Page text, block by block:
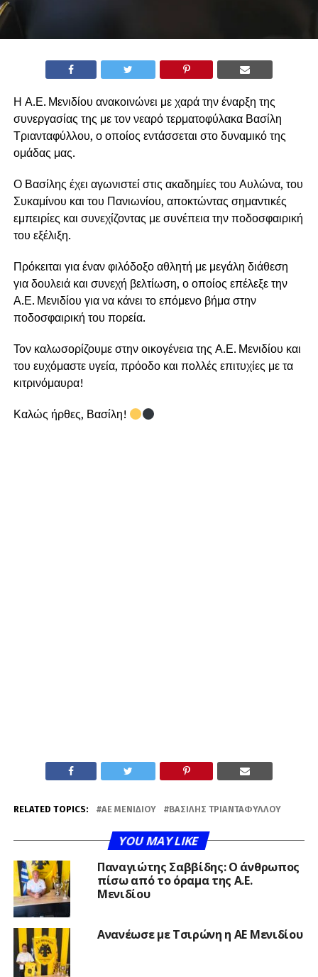
Η Α.Ε. Μενιδίου ανακοινώνει με χαρά την έναρξη της
συνεργασίας της με τον νεαρό τερματοφύλακα Βασίλη
Τριανταφύλλου, ο οποίος εντάσσεται στο δυναμικό της
ομάδας μας.
Ο Βασίλης έχει αγωνιστεί στις ακαδημίες του Αυλώνα, του
Συκαμίνου και του Πανιωνίου, αποκτώντας σημαντικές
εμπειρίες και συνεχίζοντας με συνέπεια την ποδοσφαιρική
του εξέλιξη.
Πρόκειται για έναν φιλόδοξο αθλητή με μεγάλη διάθεση
για δουλειά και συνεχή βελτίωση, ο οποίος επέλεξε την
Α.Ε. Μενιδίου για να κάνει το επόμενο βήμα στην
ποδοσφαιρική του πορεία.
Τον καλωσορίζουμε στην οικογένεια της Α.Ε. Μενιδίου και
του ευχόμαστε υγεία, πρόοδο και πολλές επιτυχίες με τα
κιτρινόμαυρα!
Καλώς ήρθες, Βασίλη!
RELATED TOPICS: ΑΕ ΜΕΝΙΔΙΟΥ ΒΑΣΊΛΗΣ ΤΡΙΑΝΤΑΦΎΛΛΟΥ
YOU MAY LIKE
Παναγιώτης Σαββίδης: Ο άνθρωπος
πίσω από το όραμα της Α.Ε.
Μενιδίου
Ανανέωσε με Τσιρώνη η ΑΕ Μενιδίου